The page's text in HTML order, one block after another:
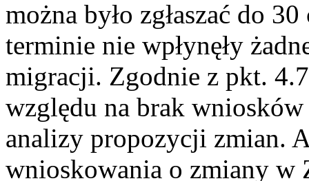
można było zgłaszać do
terminie nie wpłynęły
migracji. Zgodnie z pkt.
względu na brak
analizy propozycji zmian.
wnioskowania o zmiany w